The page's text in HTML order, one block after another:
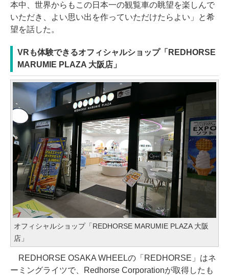
本中、世界からもこの日本一の観覧車の眺望を楽しんで
いただき、よい思い出を作っていただけたらよい」と希
望を話した。
VRも体験できるオフィシャルショップ「REDHORSE
MARUMIE PLAZA 大阪店」
オフィシャルショップ「REDHORSE MARUMIE PLAZA 大阪
店」
REDHORSE OSAKA WHEELの「REDHORSE」はネ
ーミングライツで、Redhorse Corporationが取得したも